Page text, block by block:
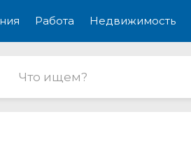
Работа Недвижимость